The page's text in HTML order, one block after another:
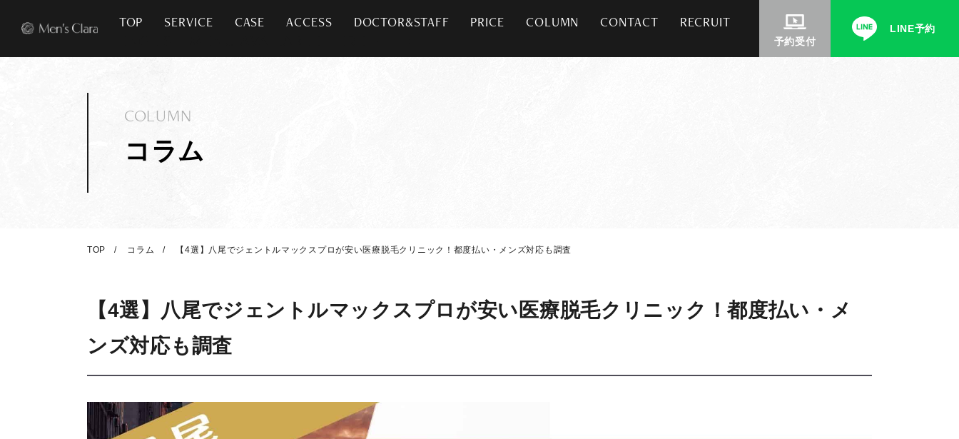
TOP SERVICE CASE ACCESS DOCTOR&STAFF PRICE COLUMN CONTACT RECRUIT
予約受付
LINE予約
コラム
COLUMN
TOP コラム 【4選】八尾でジェントルマックスプロが安い医療脱毛クリニック！都度払い・メンズ対応も調査
【4選】八尾でジェントルマックスプロが安い医療脱毛クリニック！都度払い・メ
ンズ対応も調査